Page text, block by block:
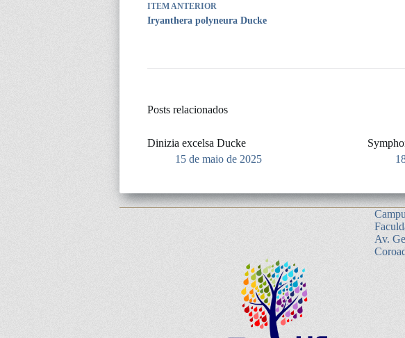
ITEM ANTERIOR
Iryanthera polyneura Ducke
Posts relacionados
Dinizia excelsa Ducke
15 de maio de 2025
Av.